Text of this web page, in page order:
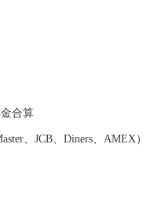
れています。甘くとろける
合算
、JCB、Diners、AMEX）